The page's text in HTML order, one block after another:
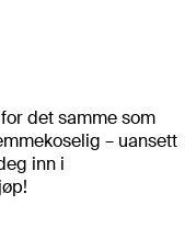
det samme som
– uansett
inn i